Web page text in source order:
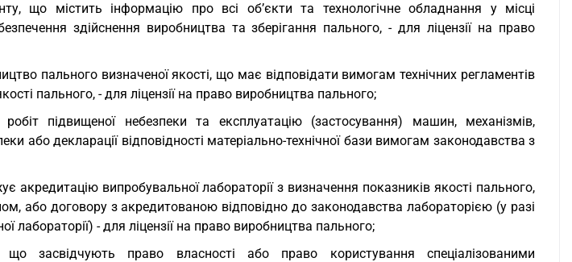
що містить інформацію про всі об’єкти та технологічне обладнання у місці
здійснення виробництва та зберігання пального, - для ліцензії на право
пального визначеної якості, що має відповідати вимогам технічних регламентів
пального, - для ліцензії на право виробництва пального;
підвищеної небезпеки та експлуатацію (застосування) машин, механізмів,
або декларації відповідності матеріально-технічної бази вимогам законодавства з
акредитацію випробувальної лабораторії з визначення показників якості пального,
або договору з акредитованою відповідно до законодавства лабораторією (у разі
лабораторії) - для ліцензії на право виробництва пального;
що засвідчують право власності або право користування спеціалізованими